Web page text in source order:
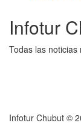
Infotur
Todas las
Infotur Chubut ©